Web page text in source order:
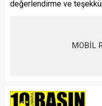
değerlendirme ve
MOBİL